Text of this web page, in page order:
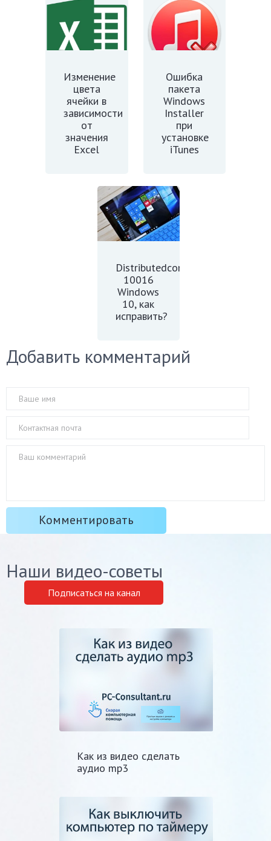
Изменение
цвета
ячейки в
зависимости
от
значения
Excel
Ошибка
пакета
Windows
Installer
при
установке
iTunes
Distributedcom
10016
Windows
10, как
исправить?
Добавить комментарий
Наши видео-советы
Подписаться на канал
Как из видео сделать
аудио mp3